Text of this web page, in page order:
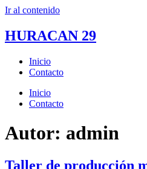
Ir al contenido
HURACAN 29
Inicio
Contacto
Inicio
Contacto
Autor: admin
Taller de producción